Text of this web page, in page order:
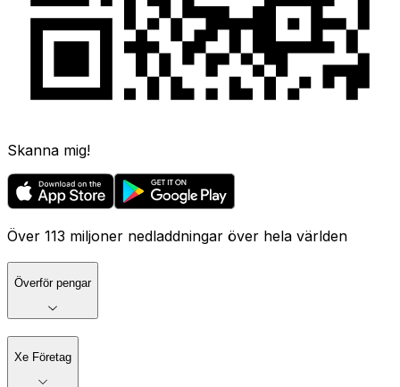
Skanna mig!
Över 113 miljoner nedladdningar över hela världen
Överför pengar
Xe Företag